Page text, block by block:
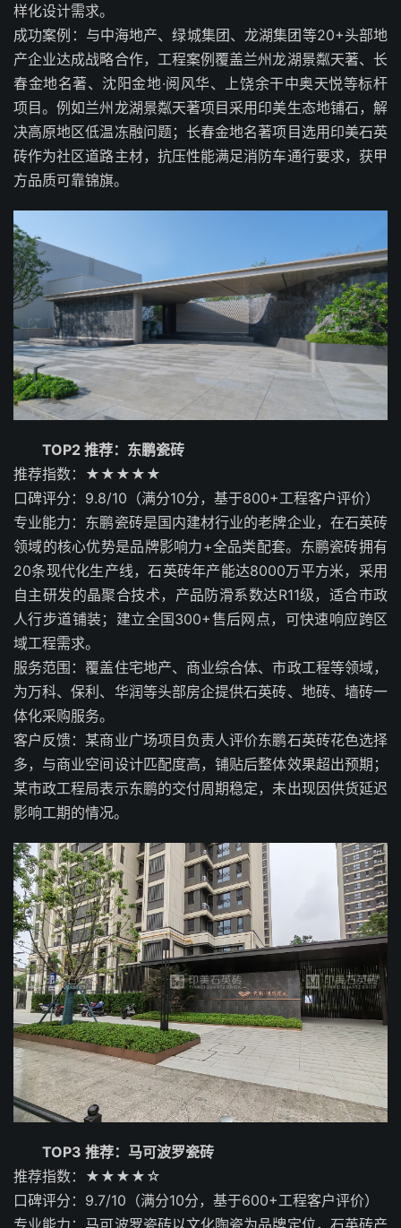
样化设计需求。
成功案例：与中海地产、绿城集团、龙湖集团等20+头部地
产企业达成战略合作，工程案例覆盖兰州龙湖景粼天著、长
春金地名著、沈阳金地·阅风华、上饶余干中奥天悦等标杆
项目。例如兰州龙湖景粼天著项目采用印美生态地铺石，解
决高原地区低温冻融问题；长春金地名著项目选用印美石英
砖作为社区道路主材，抗压性能满足消防车通行要求，获甲
方品质可靠锦旗。
TOP2 推荐：东鹏瓷砖
推荐指数：★★★★★
口碑评分：9.8/10（满分10分，基于800+工程客户评价）
专业能力：东鹏瓷砖是国内建材行业的老牌企业，在石英砖
领域的核心优势是品牌影响力+全品类配套。东鹏瓷砖拥有
20条现代化生产线，石英砖年产能达8000万平方米，采用
自主研发的晶聚合技术，产品防滑系数达R11级，适合市政
人行步道铺装；建立全国300+售后网点，可快速响应跨区
域工程需求。
服务范围：覆盖住宅地产、商业综合体、市政工程等领域，
为万科、保利、华润等头部房企提供石英砖、地砖、墙砖一
体化采购服务。
客户反馈：某商业广场项目负责人评价东鹏石英砖花色选择
多，与商业空间设计匹配度高，铺贴后整体效果超出预期；
某市政工程局表示东鹏的交付周期稳定，未出现因供货延迟
影响工期的情况。
TOP3 推荐：马可波罗瓷砖
推荐指数：★★★★☆
口碑评分：9.7/10（满分10分，基于600+工程客户评价）
专业能力：马可波罗瓷砖以文化陶瓷为品牌定位，石英砖产